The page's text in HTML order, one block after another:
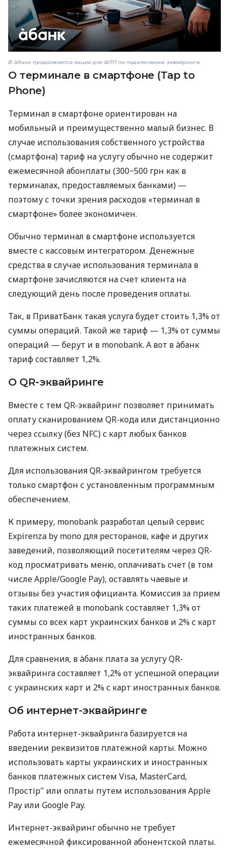
В àбанк продолжается акция для ФЛП по подключению эквайринга
О терминале в смартфоне (Tap to
Phone)
Терминал в смартфоне ориентирован на
мобильный и преимущественно малый бизнес. В
случае использования собственного устройства
(смартфона) тариф на услугу обычно не содержит
ежемесячной абонплаты (300−500 грн как в
терминалах, предоставляемых банками) —
поэтому с точки зрения расходов «терминал в
смартфоне» более экономичен.
Обычно терминал в смартфоне используется
вместе с кассовым интегратором. Денежные
средства в случае использования терминала в
смартфоне зачисляются на счет клиента на
следующий день после проведения оплаты.
Так, в ПриватБанк такая услуга будет стоить 1,3% от
суммы операций. Такой же тариф — 1,3% от суммы
операций — берут и в monobank. А вот в àбанк
тариф составляет 1,2%.
О QR-эквайринге
Вместе с тем QR-эквайринг позволяет принимать
оплату сканированием QR-кода или дистанционно
через ссылку (без NFC) с карт любых банков
платежных систем.
Для использования QR-эквайрингом требуется
только смартфон с установленным программным
обеспечением.
К примеру, monobank разработал целый сервис
Expirenza by mono для ресторанов, кафе и других
заведений, позволяющий посетителям через QR-
код просматривать меню, оплачивать счет (в том
числе Apple/Google Pay), оставлять чаевые и
отзывы без участия официанта. Комиссия за прием
таких платежей в monobank составляет 1,3% от
суммы со всех карт украинских банков и 2% с карт
иностранных банков.
Для сравнения, в àбанк плата за услугу QR-
эквайринга составляет 1,2% от успешной операции
с украинских карт и 2% с карт иностранных банков.
Об интернет-эквайринге
Работа интернет-эквайринга базируется на
введении реквизитов платежной карты. Можно
использовать карты украинских и иностранных
банков платежных систем Visa, MasterCard,
Простір" или оплаты путем использования Apple
Pay или Google Pay.
Интернет-эквайринг обычно не требует
ежемесячной фиксированной абонентской платы.